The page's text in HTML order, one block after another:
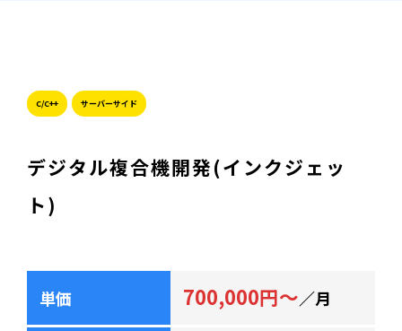
C/C++ サーバーサイド
デジタル複合機開発(インクジェッ
ト)
単価 700,000円～／月